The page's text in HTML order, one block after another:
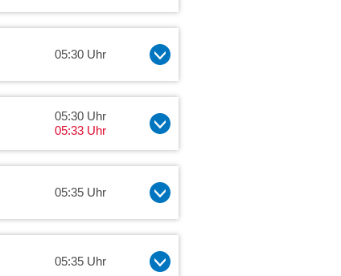
05:30 Uhr
05:30 Uhr
05:33 Uhr
05:35 Uhr
05:35 Uhr